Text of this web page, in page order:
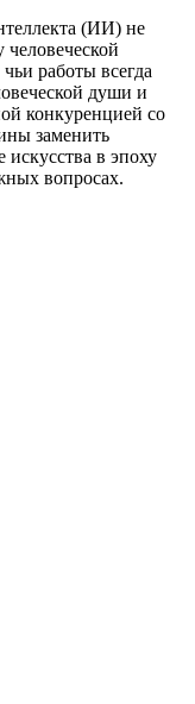
(ИИ) не
работы всегда
души и
конкуренцией со
заменить
в эпоху
вопросах.